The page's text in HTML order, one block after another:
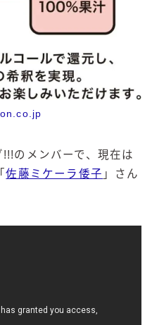
のメンバーで、現在は
佐藤ミケーラ倭子 」さん